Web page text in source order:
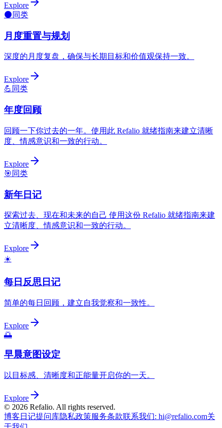
Explore
🌑同类
月度重置与规划
深度的月度复盘，确保与长期目标和价值观保持一致。
Explore
💪 同类
年度回顾
回顾一下你过去的一年。使用此 Refalio 就绪指南来建立清晰
度、情感意识和一致的行动。
Explore
🎯 同类
新年日记
探索过去、现在和未来的自己 使用这份 Refalio 就绪指南来建
立清晰度、情感意识和一致的行动。
Explore
☀️
每日反思日记
简单的每日回顾，建立自我觉察和一致性。
Explore
🌅
早晨意图设定
以目标感、清晰度和正能量开启你的一天。
Explore
© 2026 Refalio. All rights reserved.
博客 日记提问库隐私政策服务条款联系我们: hi@refalio.com关